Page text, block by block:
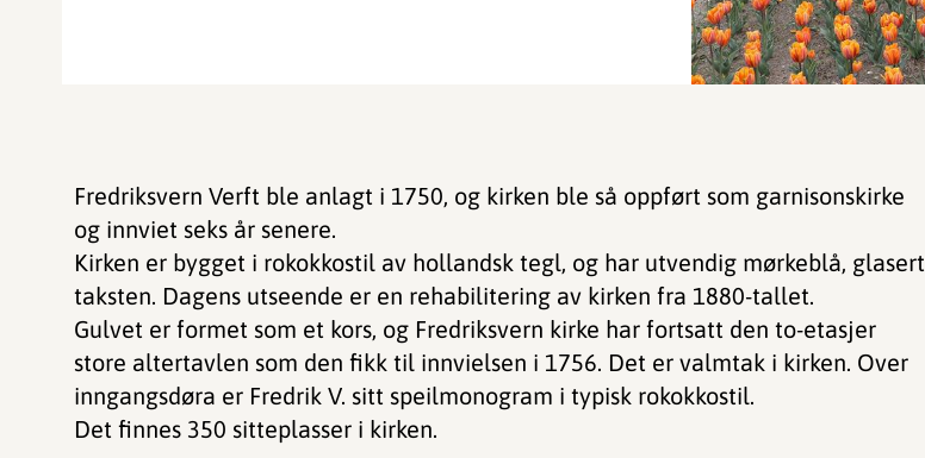
Fredriksvern Verft ble anlagt i 1750, og kirken ble så oppført som garnisonskirke
og innviet seks år senere.
Kirken er bygget i rokokkostil av hollandsk tegl, og har utvendig mørkeblå, glasert
taksten. Dagens utseende er en rehabilitering av kirken fra 1880-tallet.
Gulvet er formet som et kors, og Fredriksvern kirke har fortsatt den to-etasjer
store altertavlen som den fikk til innvielsen i 1756. Det er valmtak i kirken. Over
inngangsdøra er Fredrik V. sitt speilmonogram i typisk rokokkostil.
Det finnes 350 sitteplasser i kirken.